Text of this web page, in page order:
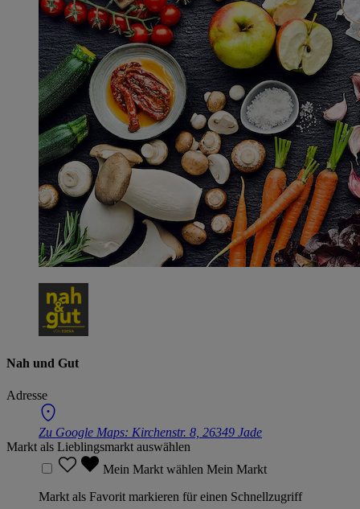
Nah und Gut
Adresse
Zu Google Maps: Kirchenstr. 8, 26349 Jade
Markt als Lieblingsmarkt auswählen
Mein Markt wählen Mein Markt
Markt als Favorit markieren für einen Schnellzugriff